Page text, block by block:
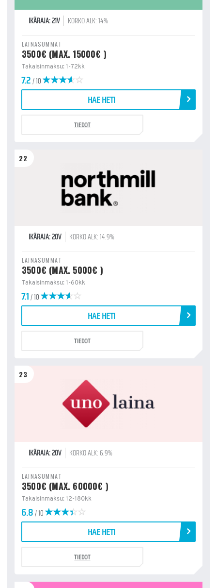
IKÄRAJA: 21V KORKO ALK: 14%
LAINASUMMAT
3500€ (MAX. 15000€ )
Takaisinmaksu: 1-72kk
7.2/ 10
HAE HETI
TIEDOT
22
IKÄRAJA: 20V KORKO ALK: 14.9%
LAINASUMMAT
3500€ (MAX. 5000€ )
Takaisinmaksu: 1-60kk
7.1/ 10
HAE HETI
TIEDOT
23
IKÄRAJA: 20V KORKO ALK: 6.9%
LAINASUMMAT
3500€ (MAX. 60000€ )
Takaisinmaksu: 12-180kk
6.8/ 10
HAE HETI
TIEDOT